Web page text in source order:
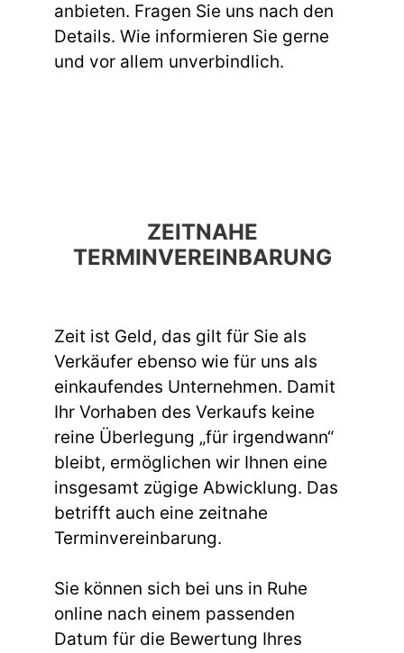
anbieten. Fragen Sie uns nach den
Details. Wie informieren Sie gerne
und vor allem unverbindlich.
ZEITNAHE
TERMINVEREINBARUNG
Zeit ist Geld, das gilt für Sie als
Verkäufer ebenso wie für uns als
einkaufendes Unternehmen. Damit
Ihr Vorhaben des Verkaufs keine
reine Überlegung „für irgendwann“
bleibt, ermöglichen wir Ihnen eine
insgesamt zügige Abwicklung. Das
betrifft auch eine zeitnahe
Terminvereinbarung.
Sie können sich bei uns in Ruhe
online nach einem passenden
Datum für die Bewertung Ihres